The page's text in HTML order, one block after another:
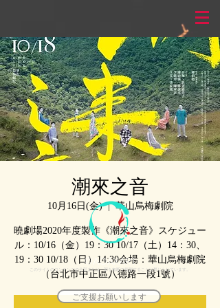
潮來之音
10月16日(金)
  |
華山烏梅劇院
曉劇場2020年度製作《潮來之音》スケジュー
ル：10/16（金）19：30 10/17（土）14：30、
19：30 10/18（日）14:30会場：華山烏梅劇院
（台北市中正區八德路一段1號）
©AGAXART
ご支援お願いします
このサイトのコンテンツの全部または一部を無断で複製することは禁じられています。